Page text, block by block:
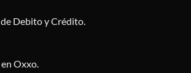
Debito y Crédito.
Oxxo.